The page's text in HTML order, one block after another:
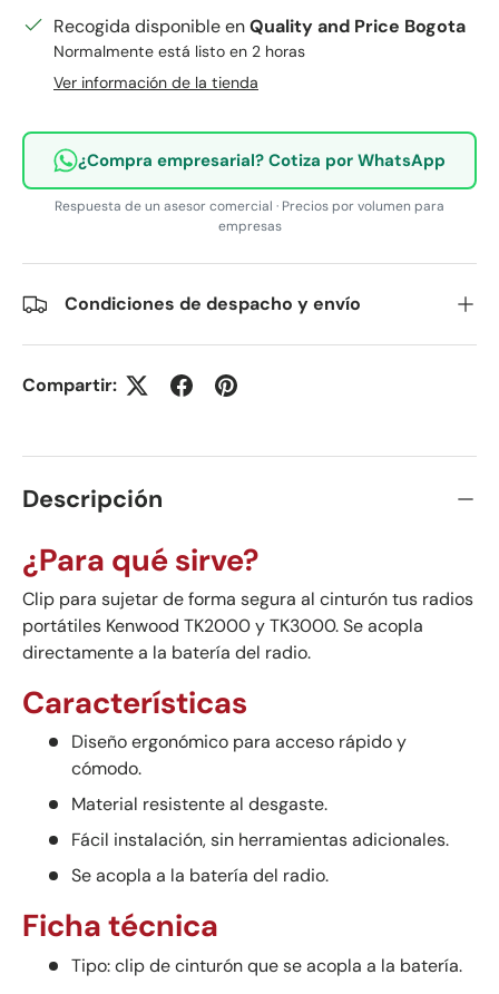
Recogida disponible enQuality and Price Bogota
Normalmente está listo en 2 horas
Ver información de la tienda
¿Compra empresarial? Cotiza por WhatsApp
Respuesta de un asesor comercial · Precios por volumen para
empresas
Condiciones de despacho y envío
Compartir:
Descripción
¿Para qué sirve?
Clip para sujetar de forma segura al cinturón tus radios
portátiles Kenwood TK2000 y TK3000. Se acopla
directamente a la batería del radio.
Características
Diseño ergonómico para acceso rápido y
cómodo.
Material resistente al desgaste.
Fácil instalación, sin herramientas adicionales.
Se acopla a la batería del radio.
Ficha técnica
Tipo: clip de cinturón que se acopla a la batería.